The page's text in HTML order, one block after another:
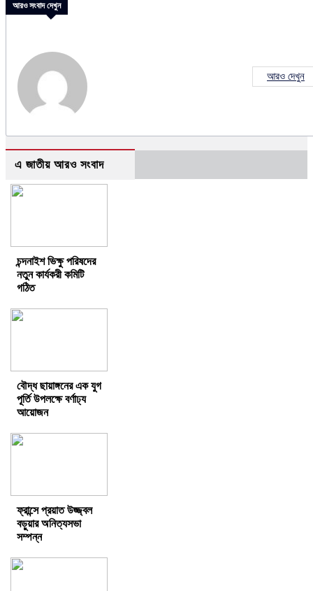
আরও সংবাদ দেখুন
আরও দেখুন
এ জাতীয় আরও সংবাদ
চন্দনাইশ ভিক্ষু পরিষদের
নতুন কার্যকরী কমিটি
গঠিত
বৌদ্ধ ছায়াঙ্গনের এক যুগ
পূর্তি উপলক্ষে বর্ণাঢ্য
আয়োজন
ফ্রান্সে প্রয়াত উজ্জ্বল
বড়ুয়ার অনিত্যসভা
সম্পন্ন